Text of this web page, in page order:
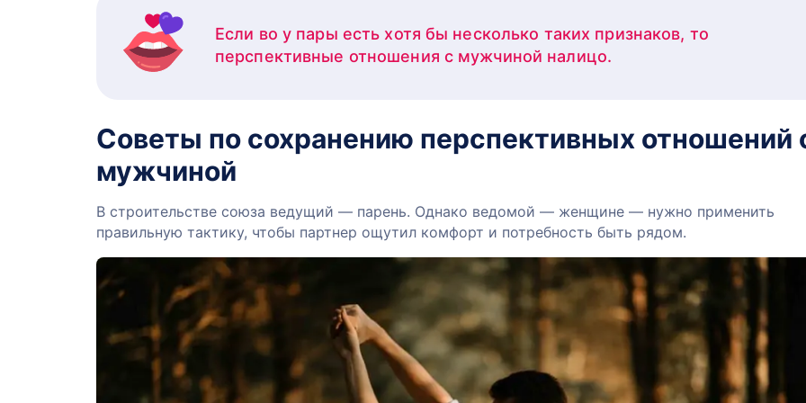
Если во у пары есть хотя бы несколько таких признаков, то
перспективные отношения с мужчиной налицо.
Советы по сохранению перспективных отношений
мужчиной
В строительстве союза ведущий — парень. Однако ведомой — женщине — нужно применить
правильную тактику, чтобы партнер ощутил комфорт и потребность быть рядом.